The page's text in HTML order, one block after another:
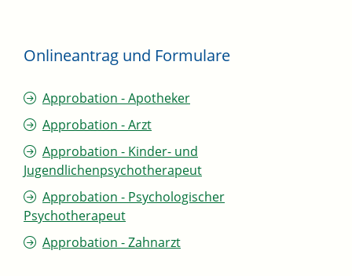
Onlineantrag und Formulare
Approbation - Apotheker
Approbation - Arzt
Approbation - Kinder- und
Jugendlichenpsychotherapeut
Approbation - Psychologischer
Psychotherapeut
Approbation - Zahnarzt